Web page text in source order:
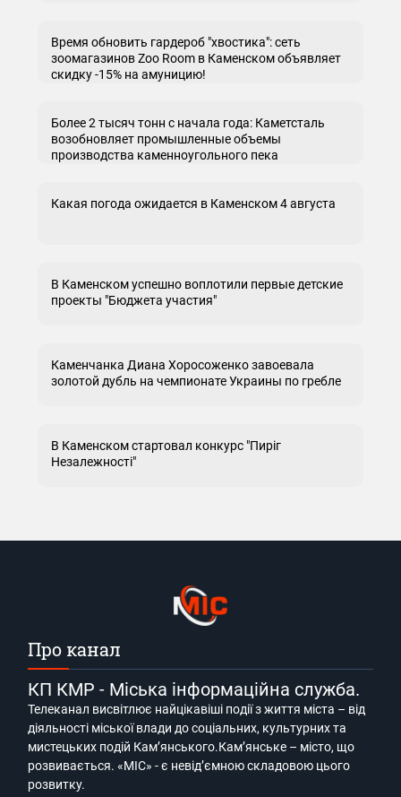
Время обновить гардероб "хвостика": сеть
зоомагазинов Zoo Room в Каменском объявляет
скидку -15% на амуницию!
Более 2 тысяч тонн с начала года: Каметсталь
возобновляет промышленные объемы
производства каменноугольного пека
Какая погода ожидается в Каменском 4 августа
В Каменском успешно воплотили первые детские
проекты "Бюджета участия"
Каменчанка Диана Хоросоженко завоевала
золотой дубль на чемпионате Украины по гребле
В Каменском стартовал конкурс "Пиріг
Незалежності"
Про канал
КП КМР - Міська інформаційна служба.
Телеканал висвітлює найцікавіші події з життя міста – від
діяльності міської влади до соціальних, культурних та
мистецьких подій Кам’янського.Кам’янське – місто, що
розвивається. «МІС» - є невід’ємною складовою цього
розвитку.